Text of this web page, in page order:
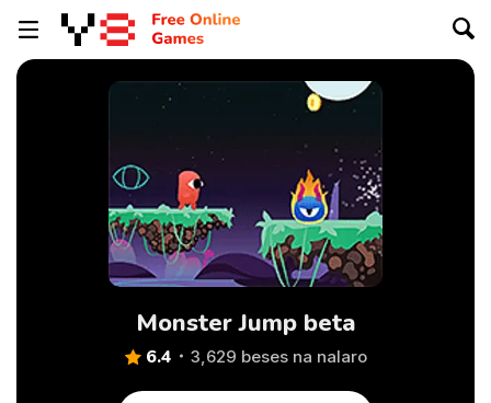
Monster Jump beta
6.4 3,629 beses na nalaro